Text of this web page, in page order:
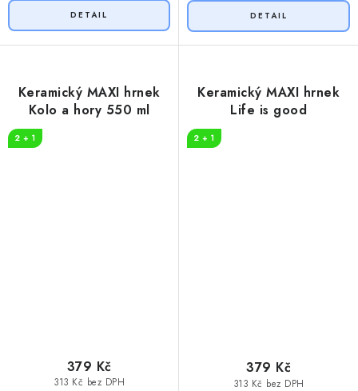
Keramický MAXI hrnek
Kolo a hory 550 ml
2 + 1
313 Kč bez DPH
379 Kč
Keramický MAXI hrnek
Life is good
2 + 1
313 Kč bez DPH
379 Kč